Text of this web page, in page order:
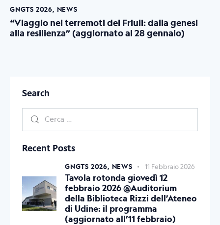
GNGTS 2026, NEWS
“Viaggio nei terremoti del Friuli: dalla genesi
alla resilienza” (aggiornato al 28 gennaio)
Search
Recent Posts
GNGTS 2026, NEWS 11 Febbraio 2026
Tavola rotonda giovedì 12
febbraio 2026 @Auditorium
della Biblioteca Rizzi dell’Ateneo
di Udine: il programma
(aggiornato all’11 febbraio)